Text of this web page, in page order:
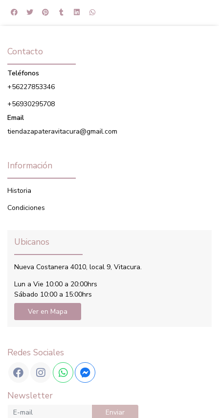
Contacto
Teléfonos
+56227853346
+56930295708
Email
tiendazapateravitacura@gmail.com
Información
Historia
Condiciones
Ubicanos
Nueva Costanera 4010, local 9, Vitacura.
Lun a Vie 10:00 a 20:00hrs
Sábado 10:00 a 15:00hrs
Ver en Mapa
Redes Sociales
Newsletter
Enviar